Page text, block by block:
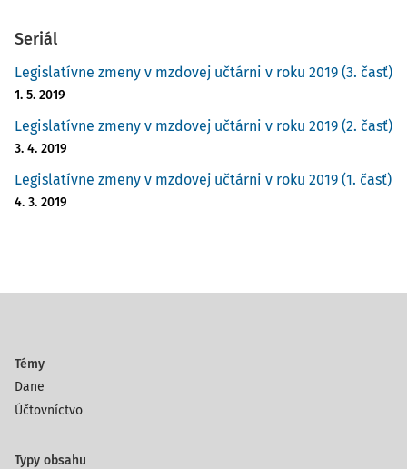
Seriál
Legislatívne zmeny v mzdovej učtárni v roku 2019 (3. časť)
1. 5. 2019
Legislatívne zmeny v mzdovej učtárni v roku 2019 (2. časť)
3. 4. 2019
Legislatívne zmeny v mzdovej učtárni v roku 2019 (1. časť)
4. 3. 2019
Témy
Dane
Účtovníctvo
Typy obsahu